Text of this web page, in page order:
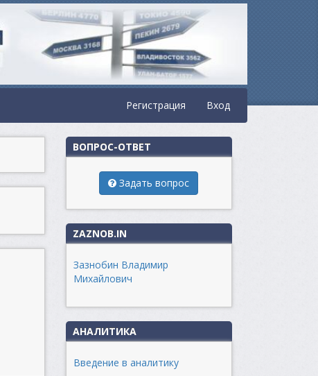
Регистрация Вход
ВОПРОС-ОТВЕТ
Задать вопрос
ZAZNOB.IN
Зазнобин Владимир
Михайлович
АНАЛИТИКА
Введение в аналитику